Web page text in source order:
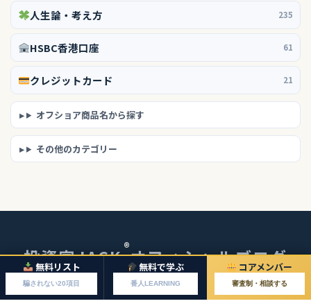
人生論・考え方 235
HSBC香港口座 61
クレジットカード 21
オフショア商品名から探す
その他のカテゴリー
無料リスト
騙されない20項目
無料で学ぶ
番人LEARNING
コアメンバー
審査制・相談する
投資家JACK®オフィシャルブログ
© 2026 投資家JACKオフィシャルブログ